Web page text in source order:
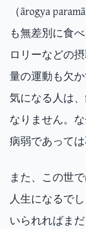
（ārogya
も無差別に食
ロリーなどの
量の運動も欠
気になる人は
なりません。
病弱であって
また、この世
人生になるで
いられればま